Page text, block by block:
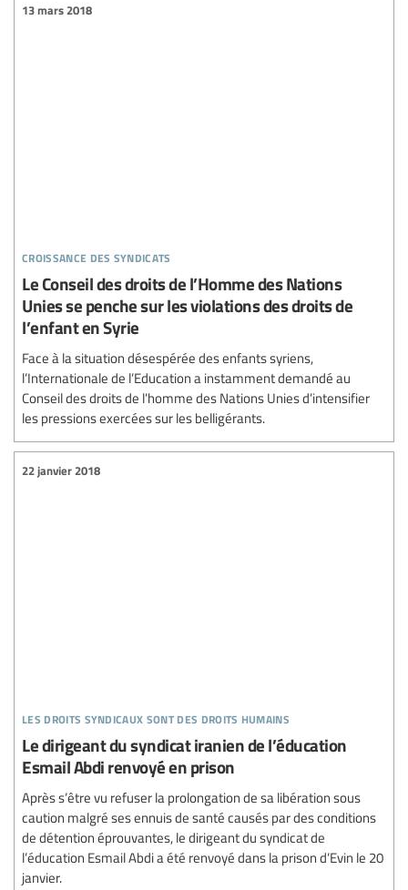
croissance des syndicats
13 mars 2018
Le Conseil des droits de l’Homme des Nations
Unies se penche sur les violations des droits de
l’enfant en Syrie
Face à la situation désespérée des enfants syriens,
l’Internationale de l’Education a instamment demandé au
Conseil des droits de l’homme des Nations Unies d’intensifier
les pressions exercées sur les belligérants.
les droits syndicaux sont des droits humains
22 janvier 2018
Le dirigeant du syndicat iranien de l’éducation
Esmail Abdi renvoyé en prison
Après s’être vu refuser la prolongation de sa libération sous
caution malgré ses ennuis de santé causés par des conditions
de détention éprouvantes, le dirigeant du syndicat de
l’éducation Esmail Abdi a été renvoyé dans la prison d’Evin le 20
janvier.